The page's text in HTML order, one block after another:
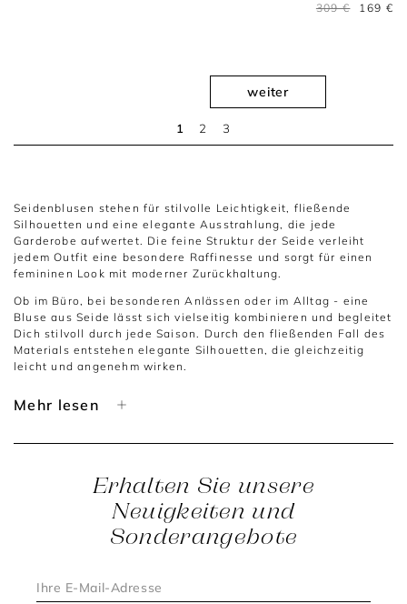
309 €
169 €
1 2 3
weiter
Seidenblusen stehen für stilvolle Leichtigkeit, fließende
Silhouetten und eine elegante Ausstrahlung, die jede
Garderobe aufwertet. Die feine Struktur der Seide verleiht
jedem Outfit eine besondere Raffinesse und sorgt für einen
femininen Look mit moderner Zurückhaltung.
Ob im Büro, bei besonderen Anlässen oder im Alltag - eine
Bluse aus Seide lässt sich vielseitig kombinieren und begleitet
Dich stilvoll durch jede Saison. Durch den fließenden Fall des
Materials entstehen elegante Silhouetten, die gleichzeitig
leicht und angenehm wirken.
Looks
Kombinationen, die feminin und gepflegt wirken.
Besonders beliebt sind Modelle in neutralen Farben wie
Creme, Beige, Schwarz oder Dunkelblau. Sie unterstreichen
die zeitlose Wirkung der Seide und passen perfekt zu einer
fließende Stoffe und klare Schnitte für einen modernen Look
mit dezenter Eleganz.
Mehr lesen
Erhalten Sie unsere
Neuigkeiten und
Sonderangebote